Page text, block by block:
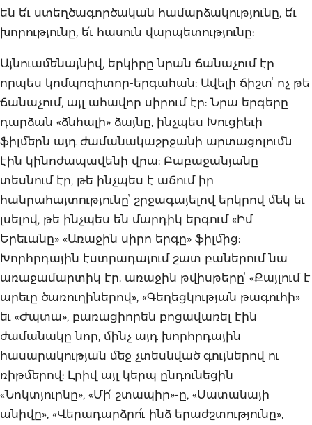
են ե՛ւ ստեղծագործական համարձակությունը, ե՛ւ
խորությունը, ե՛ւ հասուն վարպետությունը:
Այնուամենայնիվ, երկիրը նրան ճանաչում էր
որպես կոմպոզիտոր-երգահան: Ավելի ճիշտՙ ոչ թե
ճանաչում, այլ ահավոր սիրում էր: Նրա երգերը
դարձան «ձնհալի» ձայնը, ինչպես Խուցիեւի
ֆիլմերն այդ ժամանակաշրջանի արտացոլումն
էին կինոժապավենի վրա: Բաբաջանյանը
տեսնում էր, թե ինչպես է աճում իր
հանրահայտությունըՙ շրջագայելով երկրով մեկ եւ
լսելով, թե ինչպես են մարդիկ երգում «Իմ
Երեւանը» «Առաջին սիրո երգը» ֆիլմից:
Խորհրդային էստրադայում շատ բաներում նա
առաջամարտիկ էր. առաջին թվիսթերըՙ «Քայլում է
արեւը ծառուղիներով», «Գեղեցկության թագուհի»
եւ «Ժպտա», բառացիորեն բոցավառել էին
ժամանակը նոր, մինչ այդ խորհրդային
հասարակության մեջ չտեսնված գույներով ու
ռիթմերով: Լրիվ այլ կերպ ընդունեցին
«Նոկտյուրնը», «Մի՛ շտապիր»-ը, «Սատանայի
անիվը», «Վերադարձրո՛ւ ինձ երաժշտությունը»,